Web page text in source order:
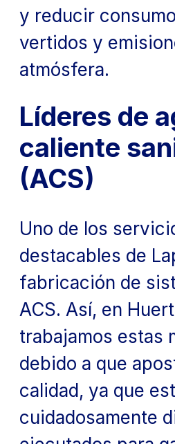
y reducir
vertidos y
atmósfera.
Líderes de
caliente
(ACS)
Uno de los
destacables de
fabricación de
ACS. Así, en
trabajamos estas
debido a que
calidad, ya que
cuidadosamente